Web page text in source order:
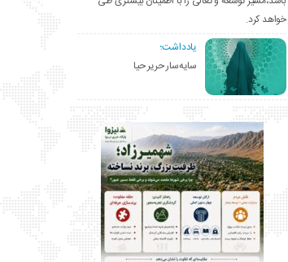
خواهد کرد.
یادداشت؛
سایه‌سار حریر حیا